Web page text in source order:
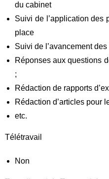
du cabinet
Suivi de l’application des
place
Suivi de l’avancement
Réponses aux questions
;
Rédaction de rapports
Rédaction d’articles pour
etc.
Télétravail
Non